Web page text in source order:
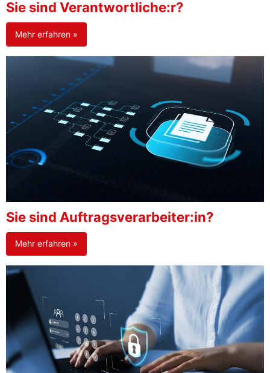
Sie sind Verantwortliche:r?
Mehr erfahren »
Sie sind Auftragsverarbeiter:in?
Mehr erfahren »